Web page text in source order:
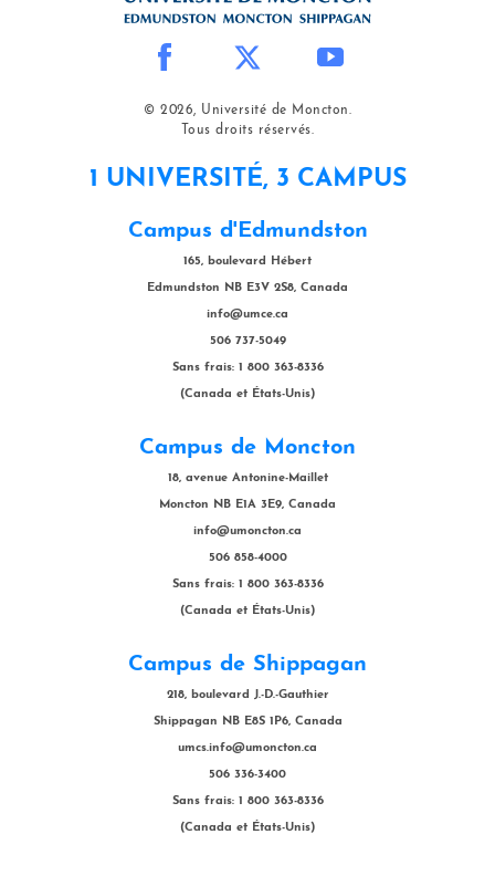
© 2026, Université de Moncton.
Tous droits réservés.
1 UNIVERSITÉ, 3 CAMPUS
Campus d'Edmundston
165, boulevard Hébert
Edmundston NB E3V 2S8, Canada
info@umce.ca
506 737-5049
Sans frais: 1 800 363-8336
(Canada et États-Unis)
Campus de Moncton
18, avenue Antonine-Maillet
Moncton NB E1A 3E9, Canada
info@umoncton.ca
506 858-4000
Sans frais: 1 800 363-8336
(Canada et États-Unis)
Campus de Shippagan
218, boulevard J.-D.-Gauthier
Shippagan NB E8S 1P6, Canada
umcs.info@umoncton.ca
506 336-3400
Sans frais: 1 800 363-8336
(Canada et États-Unis)